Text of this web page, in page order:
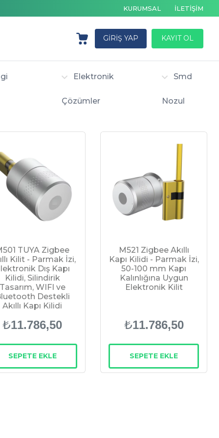
KURUMSAL İLETİŞİM
GİRİŞ YAP KAYIT OL
Elektronik
Çözümler
Smd
Nozul
TUYA Zigbee
Kilit - Parmak İzi,
Dış Kapı
Kilidi, Silindirik
WIFI ve
Destekli
Akıllı Kapı Kilidi
₺11.786,50
SEPETE EKLE
M521 Zigbee Akıllı
Kapı Kilidi - Parmak İzi,
50-100 mm Kapı
Kalınlığına Uygun
Elektronik Kilit
₺11.786,50
SEPETE EKLE